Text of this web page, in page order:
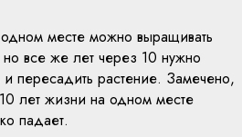
месте можно выращивать
все же лет через 10 нужно
и пересадить растение. Замечено,
лет жизни на одном месте
падает.